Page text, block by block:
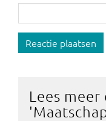
Reactie plaatsen
Lees meer
'